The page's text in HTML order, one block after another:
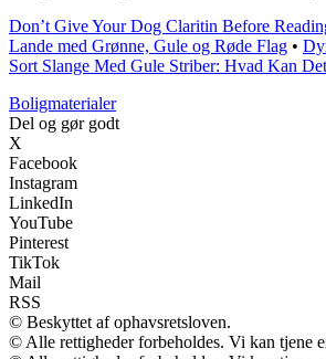
Don’t Give Your Dog Claritin Before
Lande med Grønne, Gule og Røde Flag •
Sort Slange Med Gule Striber: Hvad Kan
Boligmaterialer
Del og gør godt
X
Facebook
Instagram
LinkedIn
YouTube
Pinterest
TikTok
Mail
RSS
© Beskyttet af ophavsretsloven.
© Alle rettigheder forbeholdes. Vi kan tjene